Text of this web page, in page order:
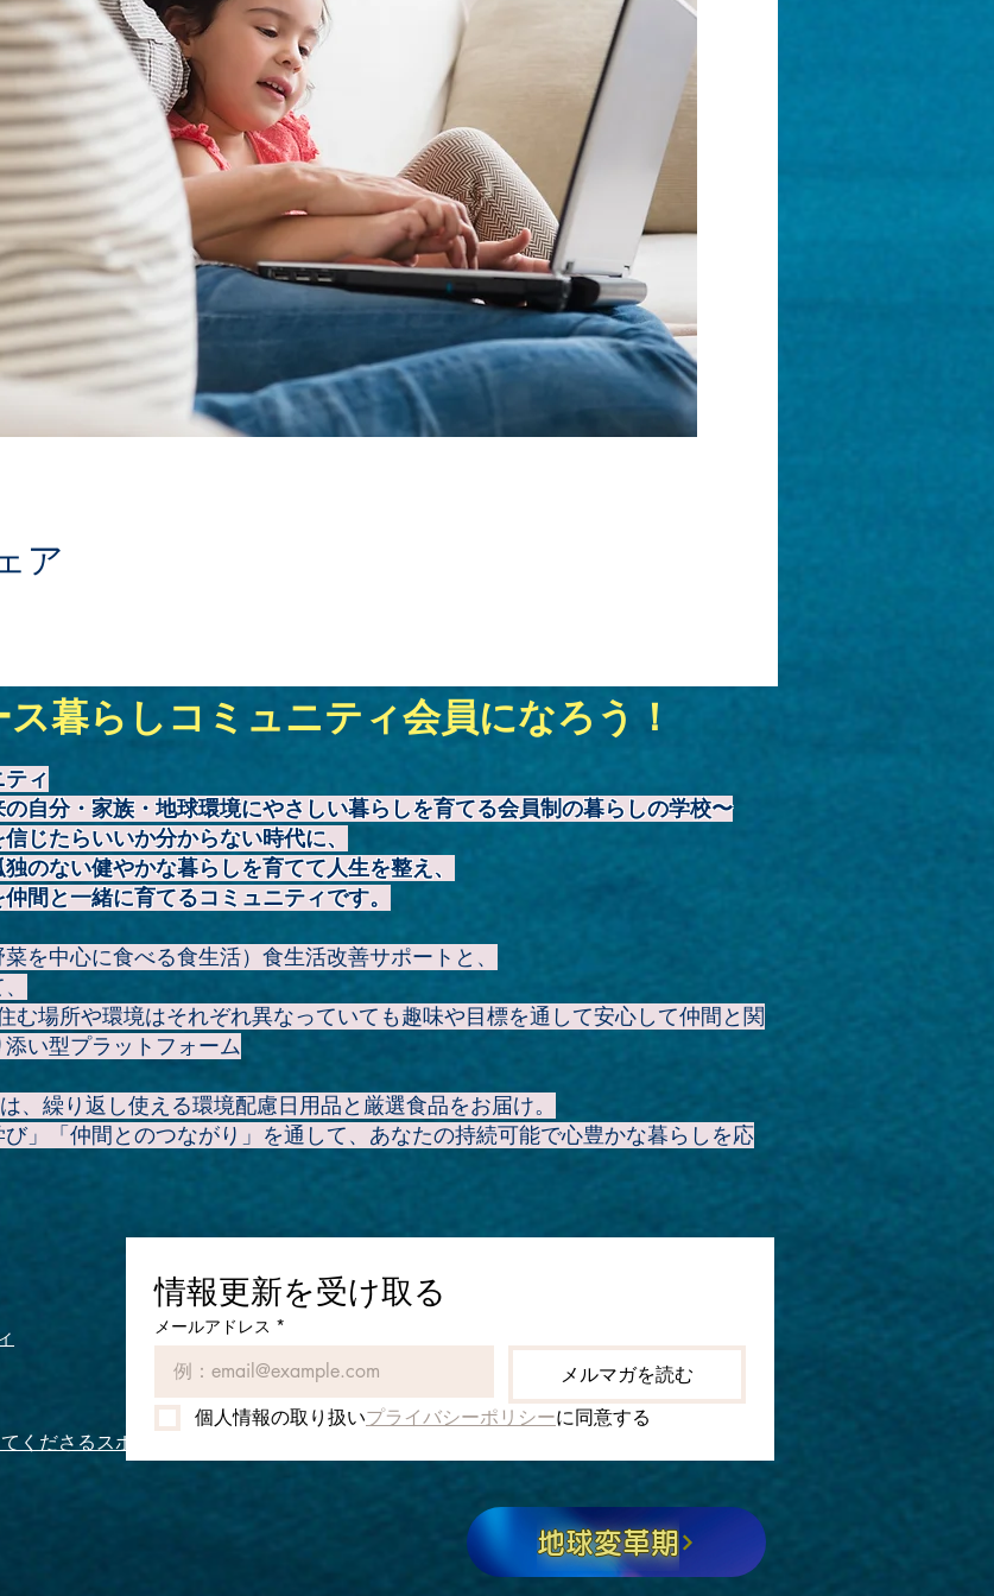
ア
暮らしコミュニティ会員になろう！
ィ
自分・家族・地球環境にやさしい暮らしを育てる会員制の暮らしの学校〜
じたらいいか分からない時代に、
のない健やかな暮らしを育てて人生を整え、
間と一緒に育てるコミュニティです。
を中心に食べる食生活）食生活改善サポートと、
む場所や環境はそれぞれ異なっていても趣味や目標を通して安心して仲間と関
い型プラットフォーム
、繰り返し使える環境配慮日用品と厳選食品をお届け。
び」「仲間とのつながり」を通して、あなたの持続可能で心豊かな暮らしを応
くださるスポ
地球変革期
情報更新を受け取る
メールアドレス *
メルマガを読む
個人情報の取り扱いプライバシーポリシーに同意する